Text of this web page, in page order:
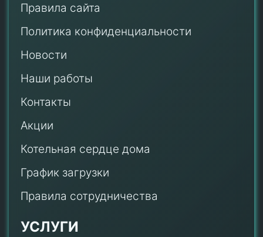
Правила сайта
Политика конфиденциальности
Новости
Наши работы
Контакты
Акции
Котельная сердце дома
График загрузки
Правила сотрудничества
УСЛУГИ